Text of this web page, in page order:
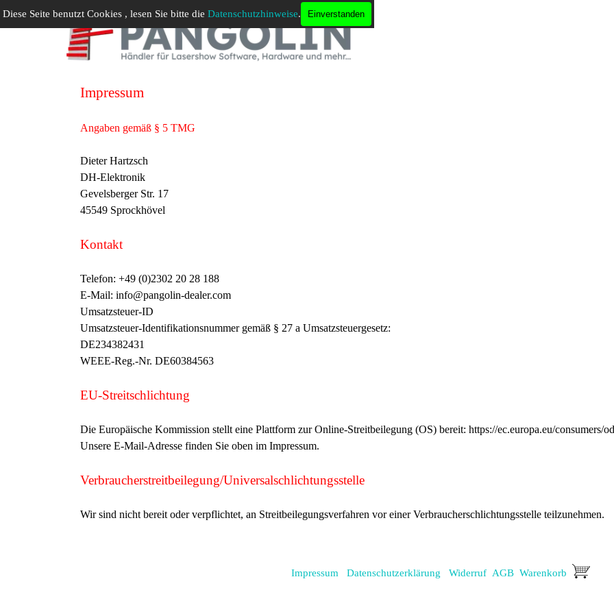
Diese Seite benutzt Cookies , lesen Sie bitte die Datenschutzhinweise. Einverstanden
Menü überspringen
Impressum
Angaben gemäß § 5 TMG
Dieter Hartzsch
DH-Elektronik
Gevelsberger Str. 17
45549 Sprockhövel
Kontakt
Telefon: +49 (0)2302 20 28 188
E-Mail: info@pangolin-dealer.com
Umsatzsteuer-ID
Umsatzsteuer-Identifikationsnummer gemäß § 27 a Umsatzsteuergesetz:
DE234382431
WEEE-Reg.-Nr. DE60384563
EU-Streitschlichtung
Die Europäische Kommission stellt eine Plattform zur Online-Streitbeilegung (OS) bereit: https://ec.europa.eu/consumers/
Unsere E-Mail-Adresse finden Sie oben im Impressum.
Verbraucher­streit­beilegung/Universal­schlichtungs­stelle
Wir sind nicht bereit oder verpflichtet, an Streitbeilegungsverfahren vor einer Verbraucherschlichtungsstelle teilzunehmen.
Impressum Datenschutzerklärung Widerruf AGB Warenkorb